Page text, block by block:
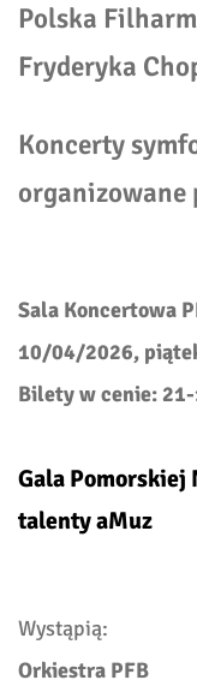
Polska
Fryderyka
Koncerty
organizowane
Sala Koncertowa
10/04/2026,
Bilety w cenie: 21-
Gala Pomorskiej
talenty aMuz
Wystąpią:
Orkiestra PFB